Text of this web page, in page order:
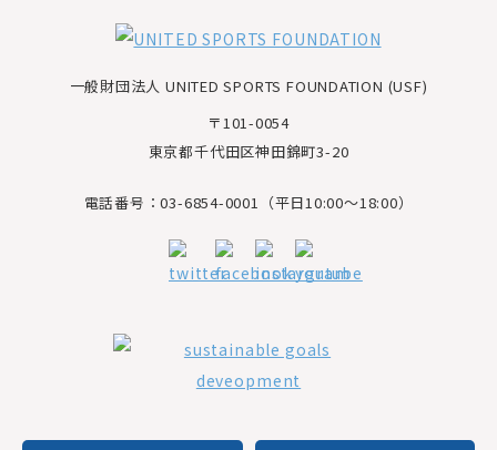
一般財団法人 UNITED SPORTS FOUNDATION (USF)
〒101-0054
東京都千代田区神田錦町3-20
電話番号：03-6854-0001（平日10:00～18:00）